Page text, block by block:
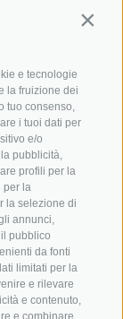
e tecnologie
la fruizione dei
tuo consenso,
i tuoi dati per
e/o
pubblicità,
profili per la
per la
la selezione di
annunci,
pubblico
da fonti
limitati per la
e rilevare
e contenuto,
e combinare
Alto
Come
Meteo
Catalogo